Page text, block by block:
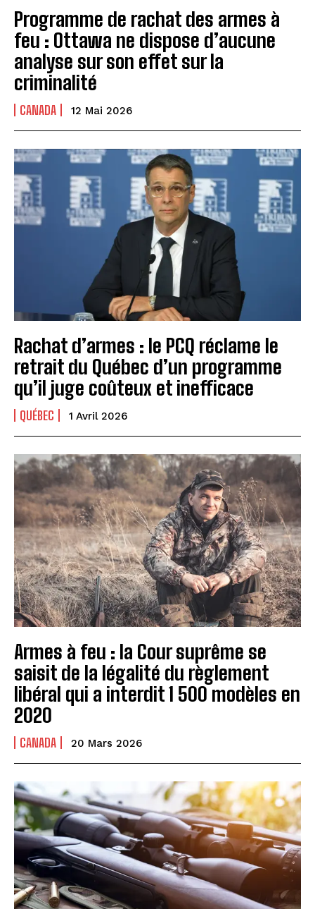
Programme de rachat des armes à
feu : Ottawa ne dispose d’aucune
analyse sur son effet sur la
criminalité
CANADA 12 Mai 2026
Rachat d’armes : le PCQ réclame le
retrait du Québec d’un programme
qu’il juge coûteux et inefficace
QUÉBEC 1 Avril 2026
Armes à feu : la Cour suprême se
saisit de la légalité du règlement
libéral qui a interdit 1 500 modèles en
2020
CANADA 20 Mars 2026